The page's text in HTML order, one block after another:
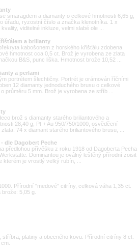
smaragdem a diamanty o celkové hmotnosti 6,65 g,
úřadu, ryzostní číslo a značka klenotníka. 1 x
viditelné inkluze, velmi slabé ole ...
a brilianty
kabošonem z horského křišťálu zdobena
hmotnost cca 0,5 ct. Brož je vyrobena ze zlata
B&S, punc liška. Hmotnost brože 10,52 ...
a perlami
portrétem šlechtičny. Portrét je orámován říčními
12 diamanty jednoduchého brusu o celkové
průměru 5 mm. Brož je vyrobena ze stříb ...
brož s diamanty starého briliantového a
28,40 g, Pt + Au 950/750/1000, osvědčení
74 x diamant starého briliantového brusu, ...
dle Dagobert Peche
předlohou přívěšku z roku 1918 od Dagoberta Pecha
Dominantou je oválný leštěný přírodní zoisit
je vrostlý velký rubín, ...
Přírodní "medové" citríny, celková váha 1,35 ct.
5,05 g.
stříbra, platiny a obecného kovu. Přírodní citríny 8 ct.